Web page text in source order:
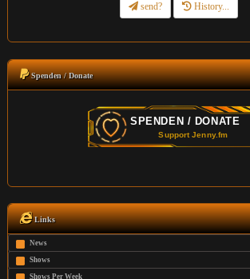
send? History...
Spenden / Donate
Links
News
Shows
Shows Per Week